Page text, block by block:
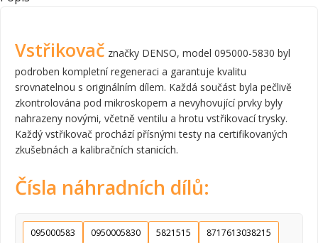
Vstřikovač značky DENSO, model 095000-5830 byl
podroben kompletní regeneraci a garantuje kvalitu
srovnatelnou s originálním dílem. Každá součást byla pečlivě
zkontrolována pod mikroskopem a nevyhovující prvky byly
nahrazeny novými, včetně ventilu a hrotu vstřikovací trysky.
Každý vstřikovač prochází přísnými testy na certifikovaných
zkušebnách a kalibračních stanicích.
Čísla náhradních dílů:
095000583 0950005830 5821515
8717613038215